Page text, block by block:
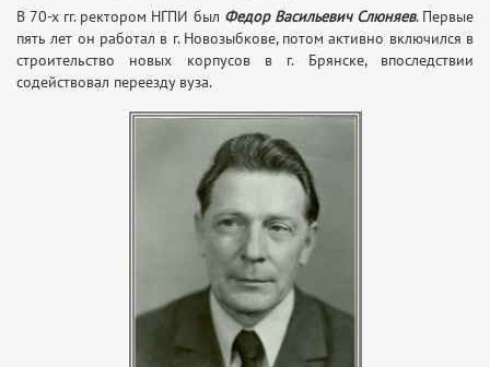
В 70-х гг. ректором НГПИ был Федор Васильевич Слюняев. Первые
пять лет он работал в г. Новозыбкове, потом активно включился в
строительство новых корпусов в г. Брянске, впоследствии
содействовал переезду вуза.